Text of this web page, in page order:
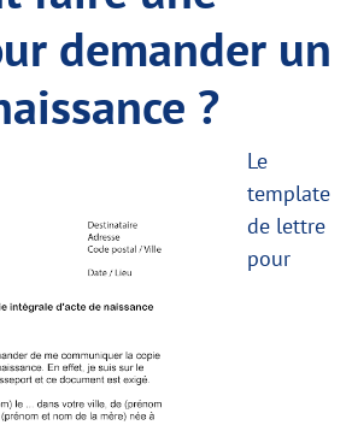
demander un
?
Le
template
de lettre
pour